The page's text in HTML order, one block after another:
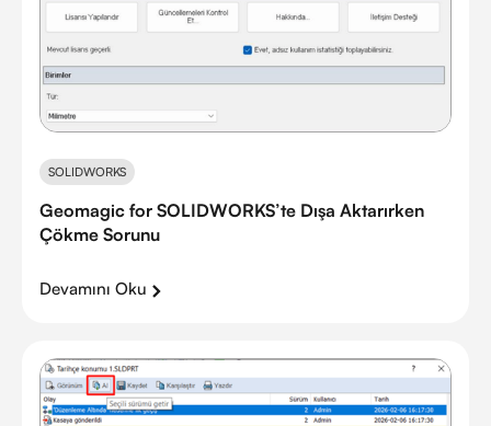
SOLIDWORKS
Geomagic for SOLIDWORKS’te Dışa Aktarırken
Çökme Sorunu
Devamını Oku